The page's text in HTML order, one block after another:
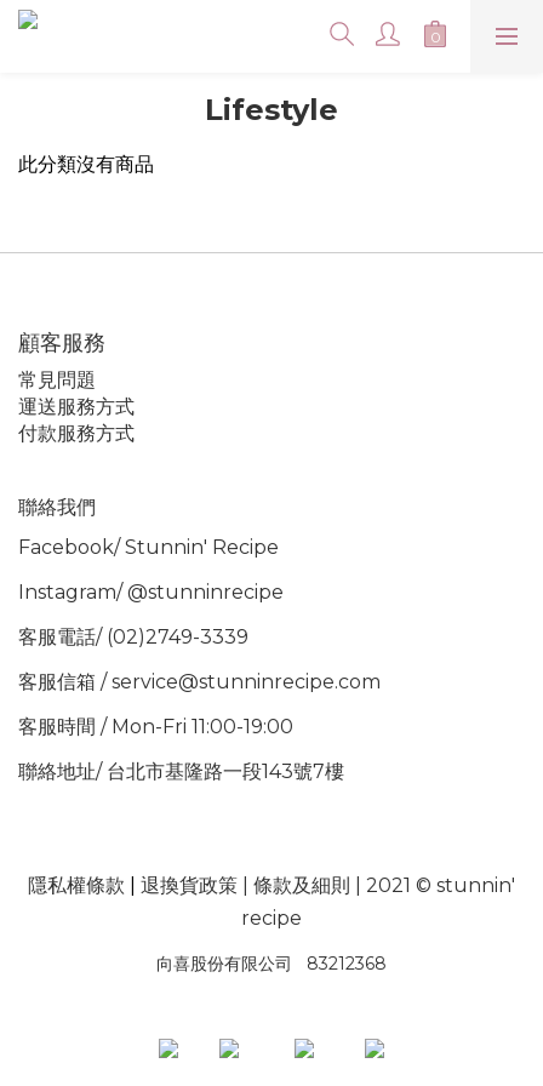
Lifestyle
此分類沒有商品
顧客服務
常見問題
運送服務方式
付款服務方式
聯絡我們
Facebook/Stunnin' Recipe
Instagram/@stunninrecipe
客服電話/ (02)2749-3339
客服信箱 / service@stunninrecipe.com
客服時間 / Mon-Fri 11:00-19:00
聯絡地址/ 台北市基隆路一段143號7樓
隱私權條款 退換貨政策 條款及細則 | 2021 © stunnin'
recipe
向喜股份有限公司 83212368